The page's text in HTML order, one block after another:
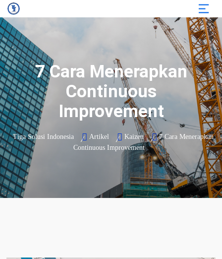
7 Cara Menerapkan
Continuous
Improvement
Tiga Solusi Indonesia Artikel Kaizen
7 Cara Menerapkan
Continuous Improvement